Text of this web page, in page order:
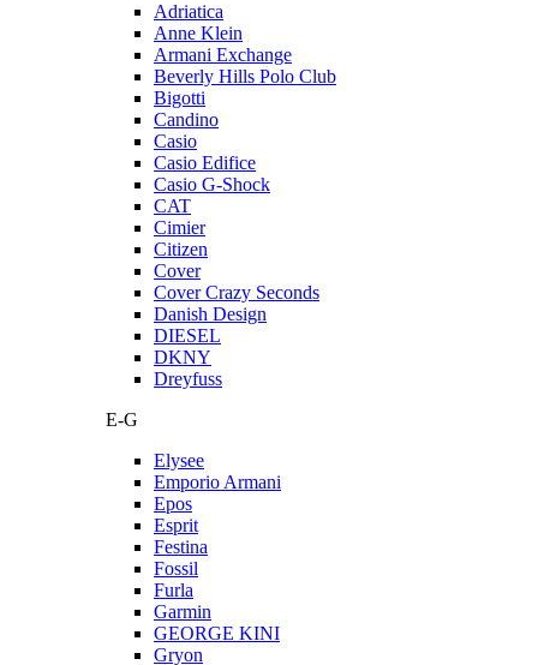
Adriatica
Anne Klein
Armani Exchange
Beverly Hills Polo Club
Bigotti
Candino
Casio
Casio Edifice
Casio G-Shock
CAT
Cimier
Citizen
Cover
Cover Crazy Seconds
Danish Design
DIESEL
DKNY
Dreyfuss
E-G
Elysee
Emporio Armani
Epos
Esprit
Festina
Fossil
Furla
Garmin
GEORGE KINI
Gryon